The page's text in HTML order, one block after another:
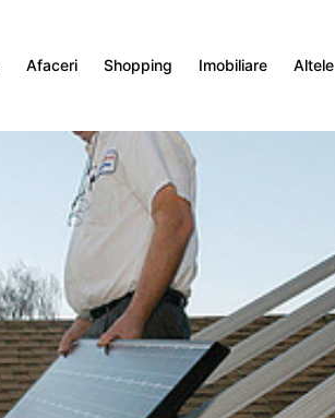
Afaceri Shopping Imobiliare Altele